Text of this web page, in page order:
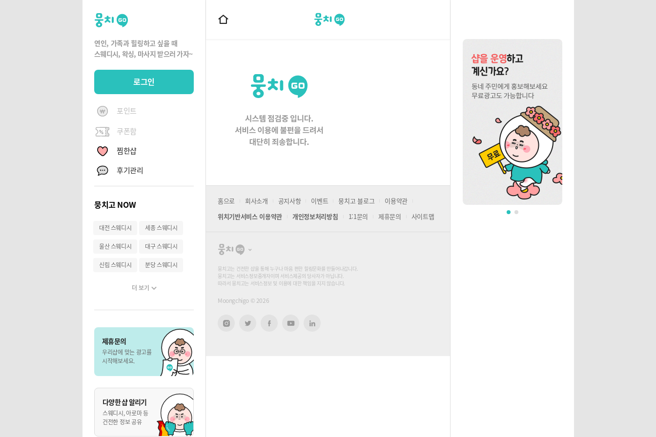
뭉
치
고
연인, 가족과 힐링하고 싶을 때
스웨디시, 왁싱, 마사지 받으러 가자~
로그인
포인트
쿠폰함
찜한샵
후기관리
뭉치고 NOW
대전 스웨디시 세종 스웨디시
울산 스웨디시 대구 스웨디시
신림 스웨디시 분당 스웨디시
더 보기
제휴문의
우리샵에 맞는 광고를
시작해보세요.
다양한 샵 알리기
스웨디시, 아로마 등
건전한 정보 공유
뭉치고
홈
홈으로 회사소개 공지사항 이벤트 뭉치고 블로그
이용약관
위치기반서비스 이용약관
개인정보처리방침 1:1문의 제휴문의 사이트맵
뭉
고
뭉치고는 건전한 샵을 통해 누구나 마음 편한 힐링문화를 만들어나갑니다.
뭉치고는 서비스정보중개자이며 서비스제공의 당사자가 아닙니다.
따라서 뭉치고는 서비스정보 및 이용에 대한 책임을 지지 않습니다.
Moongchigo © 2026